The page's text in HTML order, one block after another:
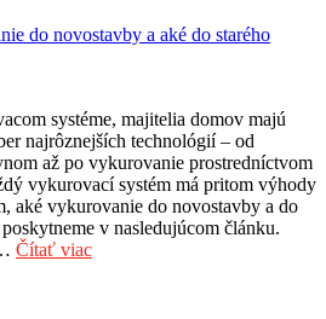
do novostavby a aké do starého
systéme, majitelia domov majú
najrôznejších technológií – od
až po vykurovanie prostredníctvom
vykurovací systém má pritom výhody
aké vykurovanie do novostavby a do
v nasledujúcom článku.
Čítať viac